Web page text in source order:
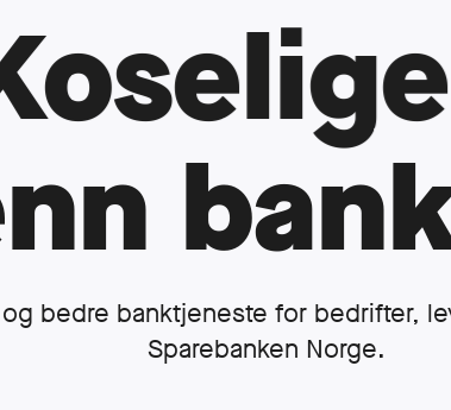
Trenger du regnskapsfører?
Regnskapsførere som kan Folio
bedre bank­tjeneste for bedrifter,
Sparebanken Norge.